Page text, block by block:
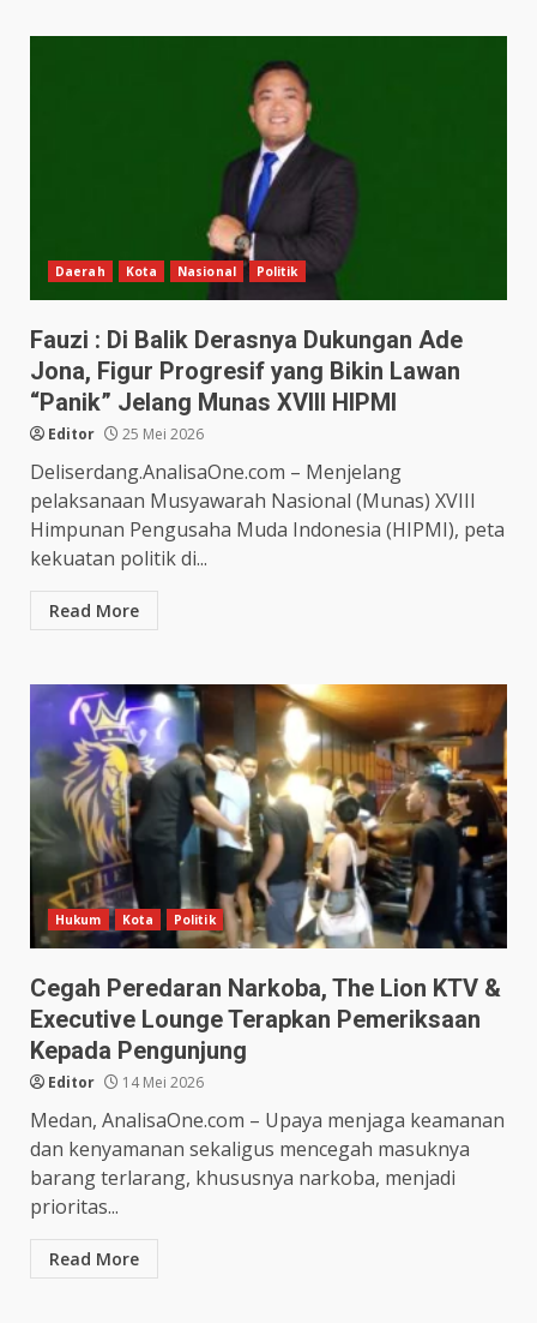
Daerah Kota Nasional Politik
Fauzi : Di Balik Derasnya Dukungan Ade
Jona, Figur Progresif yang Bikin Lawan
“Panik” Jelang Munas XVIII HIPMI
Editor 25 Mei 2026
Deliserdang.AnalisaOne.com – Menjelang
pelaksanaan Musyawarah Nasional (Munas) XVIII
Himpunan Pengusaha Muda Indonesia (HIPMI), peta
kekuatan politik di...
Read More
Hukum Kota Politik
Cegah Peredaran Narkoba, The Lion KTV &
Executive Lounge Terapkan Pemeriksaan
Kepada Pengunjung
Editor 14 Mei 2026
Medan, AnalisaOne.com – Upaya menjaga keamanan
dan kenyamanan sekaligus mencegah masuknya
barang terlarang, khususnya narkoba, menjadi
prioritas...
Read More